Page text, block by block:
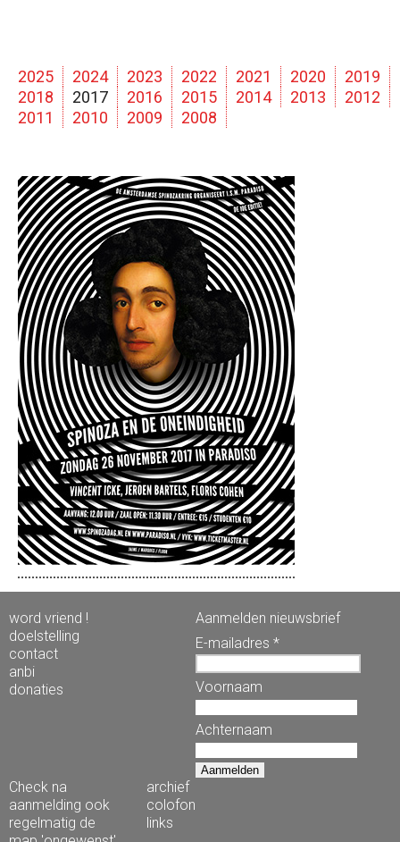
2025 2024 2023 2022 2021 2020
2019
2018
2017 2016 2015 2014 2013
2012
2011
2010 2009 2008
word vriend !
doelstelling
contact
anbi
donaties
Aanmelden nieuwsbrief
E-mailadres *
Voornaam
Achternaam
Check na
aanmelding ook
regelmatig de
archief
colofon
links